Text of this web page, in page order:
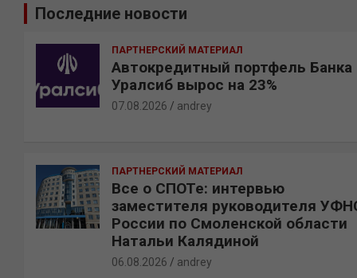
Последние новости
ПАРТНЕРСКИЙ МАТЕРИАЛ
Автокредитный портфель Банка
Уралсиб вырос на 23%
07.08.2026 andrey
ПАРТНЕРСКИЙ МАТЕРИАЛ
Все о СПОТе: интервью
заместителя руководителя
России по Смоленской области
Натальи Калядиной
06.08.2026 andrey